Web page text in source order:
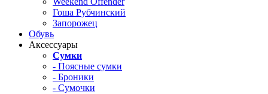
Гоша Рубчинский
Запорожец
Обувь
Аксессуары
Сумки
- Поясные сумки
- Броники
- Сумочки